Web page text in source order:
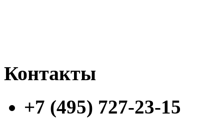
Контакты
+7 (495) 727-23-15